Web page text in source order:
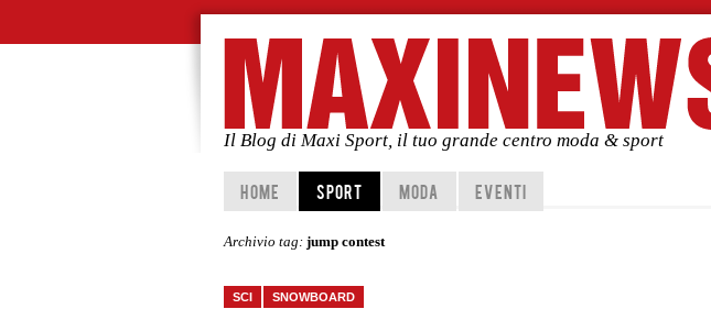
Il Blog di Maxi Sport, il tuo grande centro moda & sport
Vai al contenuto principale
Vai al contenuto secondario
HOME SPORT MODA EVENTI
Archivio tag: jump contest
SCI SNOWBOARD